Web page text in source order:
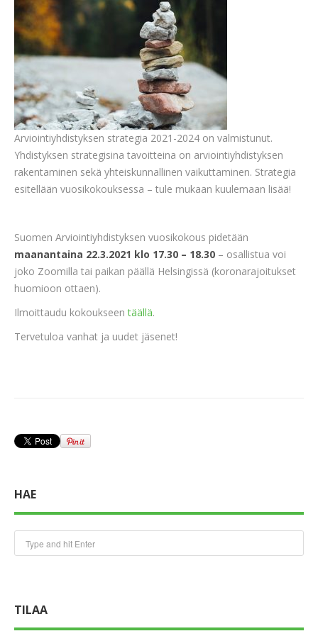
Arviointiyhdistyksen strategia 2021-2024 on valmistunut.
Yhdistyksen strategisina tavoitteina on arviointiyhdistyksen
rakentaminen sekä yhteiskunnallinen vaikuttaminen. Strategia
esitellään vuosikokouksessa – tule mukaan kuulemaan lisää!
Suomen Arviointiyhdistyksen vuosikokous pidetään
maanantaina 22.3.2021 klo 17.30 – 18.30 – osallistua voi
joko Zoomilla tai paikan päällä Helsingissä (koronarajoitukset
huomioon ottaen).
Ilmoittaudu kokoukseentäällä.
Tervetuloa vanhat ja uudet jäsenet!
HAE
TILAA